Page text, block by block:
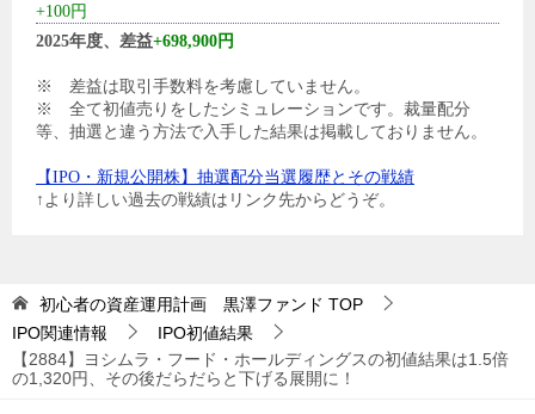
+100円
2025年度、差益+698,900円
※ 差益は取引手数料を考慮していません。
※ 全て初値売りをしたシミュレーションです。裁量配分
等、抽選と違う方法で入手した結果は掲載しておりません。
【IPO・新規公開株】抽選配分当選履歴とその戦績
↑より詳しい過去の戦績はリンク先からどうぞ。
初心者の資産運用計画 黒澤ファンド TOP
IPO関連情報
IPO初値結果
【2884】ヨシムラ・フード・ホールディングスの初値結果は1.5倍
の1,320円、その後だらだらと下げる展開に！